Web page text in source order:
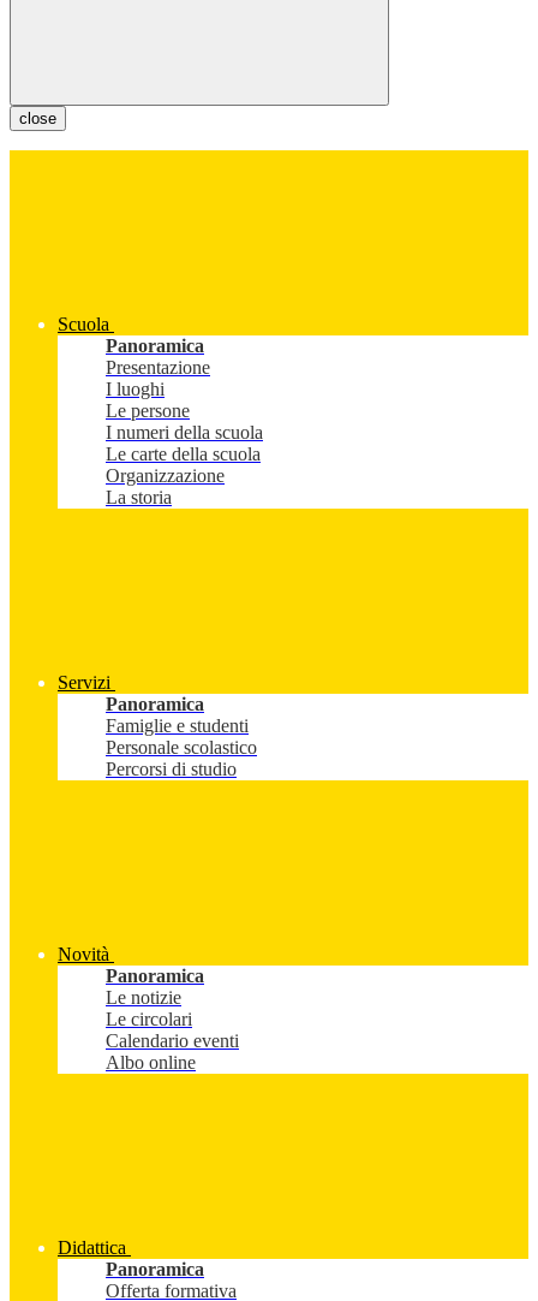
close
Scuola
Panoramica
Presentazione
I luoghi
Le persone
I numeri della scuola
Le carte della scuola
Organizzazione
La storia
Servizi
Panoramica
Famiglie e studenti
Personale scolastico
Percorsi di studio
Novità
Panoramica
Le notizie
Le circolari
Calendario eventi
Albo online
Didattica
Panoramica
Offerta formativa